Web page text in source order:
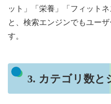
ット」「栄養」「フィット
と、検索エンジンでもユー
す。
3. カテゴリ数と